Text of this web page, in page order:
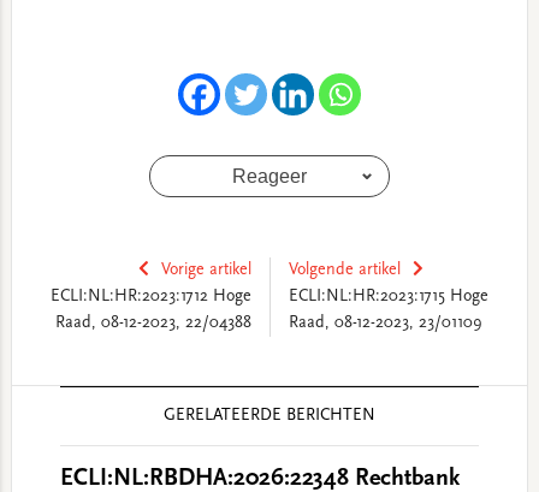
Reageer
Vorige artikel
ECLI:NL:HR:2023:1712 Hoge
Raad, 08-12-2023, 22/04388
Volgende artikel
ECLI:NL:HR:2023:1715 Hoge
Raad, 08-12-2023, 23/01109
GERELATEERDE BERICHTEN
ECLI:NL:RBDHA:2026:22348 Rechtbank